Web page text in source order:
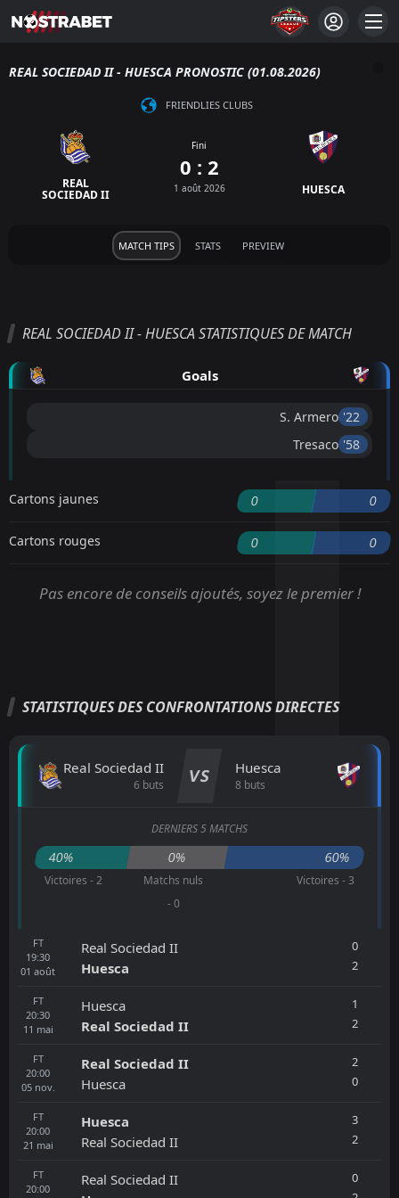
REAL SOCIEDAD II - HUESCA PRONOSTIC (01.08.2026)
FRIENDLIES CLUBS
REAL
SOCIEDAD II
Fini
0 : 2
1 août 2026 HUESCA
MATCH TIPS STATS PREVIEW
REAL SOCIEDAD II - HUESCA STATISTIQUES DE MATCH
Goals
S. Armero '22 ︎
Tresaco '58 ︎
Cartons jaunes 0 0
Cartons rouges 0 0
Pas encore de conseils ajoutés, soyez le premier !
STATISTIQUES DES CONFRONTATIONS DIRECTES
Real Sociedad II
6 buts VS Huesca
8 buts
DERNIERS 5 MATCHS
40% 0% 60%
Victoires - 2
Matchs nuls
- 0
Victoires - 3
FT
19:30
01 août
Real Sociedad II
Huesca
0
2
FT
20:30
11 mai
Huesca
Real Sociedad II
1
2
FT
20:00
05 nov.
Real Sociedad II
Huesca
2
0
FT
20:00
21 mai
Huesca
Real Sociedad II
3
2
FT
20:00
Real Sociedad II
0